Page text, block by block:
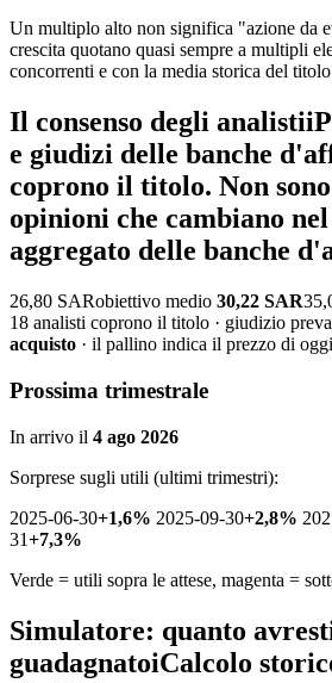
Un multiplo alto non significa "azione da
crescita quotano quasi sempre a multipli
concorrenti e con la media storica del
Il consenso degli analistii
e giudizi delle banche
coprono il titolo. Non
opinioni che cambiano
aggregato delle banche
26,80 SARobiettivo medio 30,22 SAR
18 analisti coprono il titolo · giudizio
acquisto · il pallino indica il prezzo di oggi
Prossima trimestrale
In arrivo il 4 ago 2026
Sorprese sugli utili (ultimi trimestri):
2025-06-30+1,6% 2025-09-30+2,8%
31+7,3%
Verde = utili sopra le attese, magenta =
Simulatore: quanto
guadagnatoiCalcolo